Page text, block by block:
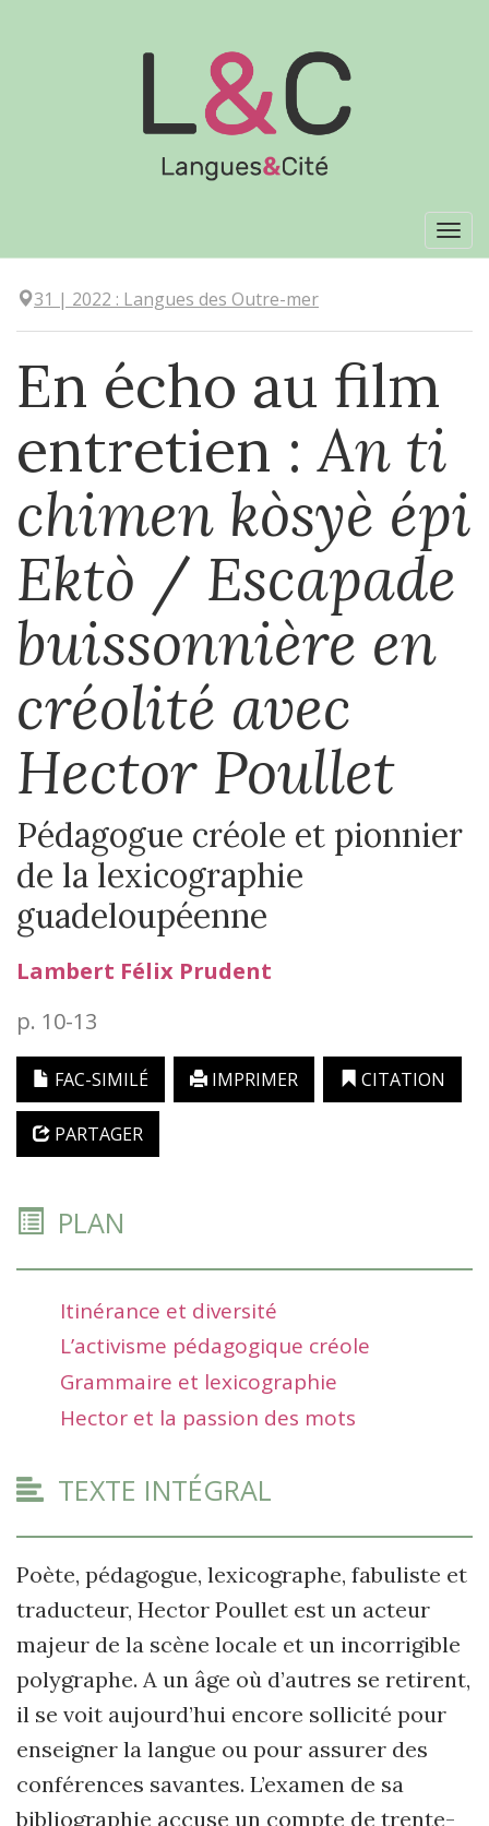
31 | 2022 : Langues des Outre-mer
En écho au film
entretien :An ti
chimen kòsyè épi
Ektò / Escapade
buissonnière en
créolité avec
Hector Poullet
Pédagogue créole et pionnier
de la lexicographie
guadeloupéenne
Lambert Félix Prudent
p. 10-13
FAC-SIMILÉ IMPRIMER CITATION
PARTAGER
PLAN
Itinérance et diversité
L’activisme pédagogique créole
Grammaire et lexicographie
Hector et la passion des mots
TEXTE INTÉGRAL
Poète, pédagogue, lexicographe, fabuliste et
traducteur, Hector Poullet est un acteur
majeur de la scène locale et un incorrigible
polygraphe. A un âge où d’autres se retirent,
il se voit aujourd’hui encore sollicité pour
enseigner la langue ou pour assurer des
conférences savantes. L’examen de sa
bibliographie accuse un compte de trente-